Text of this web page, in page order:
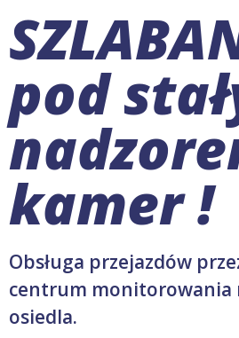
pod
kamer !
Obsługa przejazdów
centrum monitorowania
osiedla.